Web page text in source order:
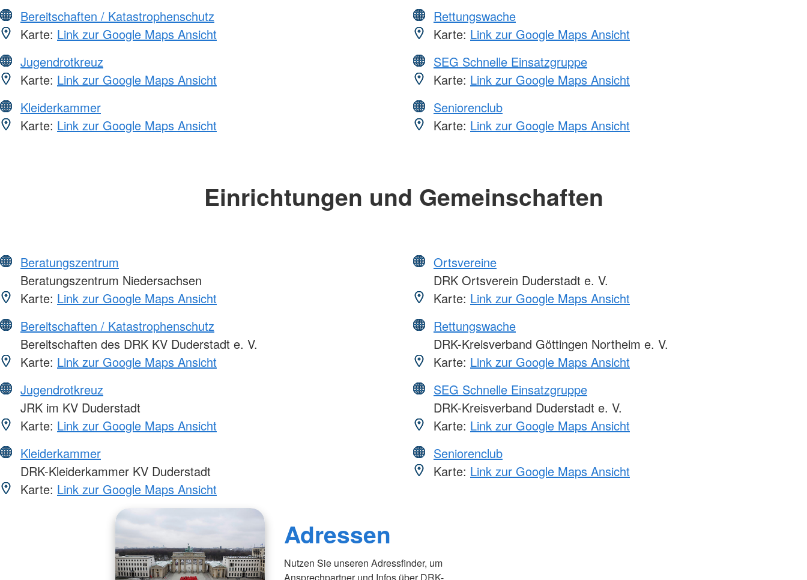
Bereitschaften / Katastrophenschutz
Karte: Link zur Google Maps Ansicht
Jugendrotkreuz
Karte: Link zur Google Maps Ansicht
Kleiderkammer
Karte: Link zur Google Maps Ansicht
Rettungswache
Karte: Link zur Google Maps Ansicht
SEG Schnelle Einsatzgruppe
Karte: Link zur Google Maps Ansicht
Seniorenclub
Karte: Link zur Google Maps Ansicht
Einrichtungen und Gemeinschaften
Beratungszentrum
Beratungszentrum Niedersachsen
Karte: Link zur Google Maps Ansicht
Bereitschaften / Katastrophenschutz
Bereitschaften des DRK KV Duderstadt e. V.
Karte: Link zur Google Maps Ansicht
Jugendrotkreuz
JRK im KV Duderstadt
Karte: Link zur Google Maps Ansicht
Kleiderkammer
DRK-Kleiderkammer KV Duderstadt
Karte: Link zur Google Maps Ansicht
Ortsvereine
DRK Ortsverein Duderstadt e. V.
Karte: Link zur Google Maps Ansicht
Rettungswache
DRK-Kreisverband Göttingen Northeim e. V.
Karte: Link zur Google Maps Ansicht
SEG Schnelle Einsatzgruppe
DRK-Kreisverband Duderstadt e. V.
Karte: Link zur Google Maps Ansicht
Seniorenclub
Karte: Link zur Google Maps Ansicht
Adressen
Nutzen Sie unseren Adressfinder, um
Ansprechpartner und Infos über DRK-